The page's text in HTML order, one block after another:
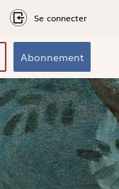
Se connecter
Abonnement